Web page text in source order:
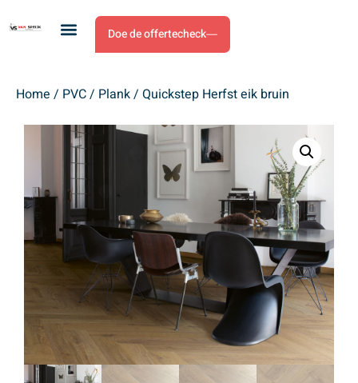
Doe de offertecheck
Home / PVC/ Plank/ Quickstep Herfst eik bruin